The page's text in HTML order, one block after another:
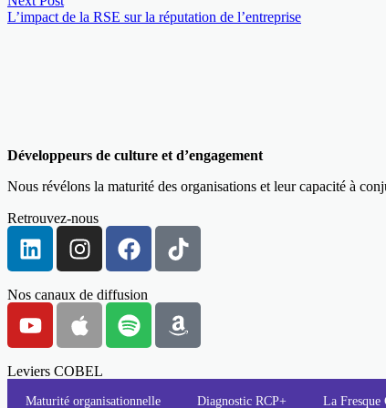
L’impact de la RSE sur la réputation de l’entreprise
Développeurs de culture et d’engagement
Nous révélons la maturité des organisations et leur capacité à
Retrouvez-nous
Nos canaux de diffusion
Leviers COBEL
Maturité organisationnelle Diagnostic RCP+ La